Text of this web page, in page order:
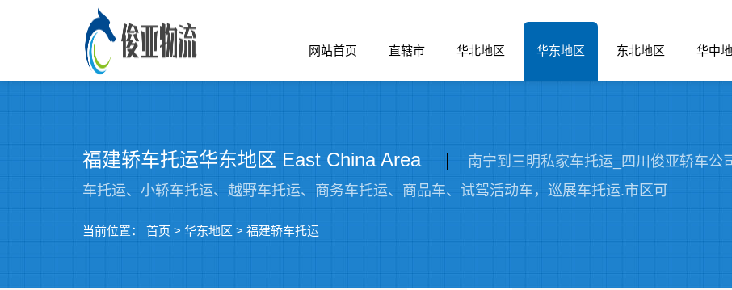
网站首页 直辖市 华北地区 华东地区 东北地区 华中
福建轿车托运华东地区 East China Area
南宁到三明私家车托运_四川俊亚轿车
车托运、小轿车托运、越野车托运、商务车托运、商品车、试驾活动车，巡展车托运.市区可
当前位置： 首页 > 华东地区 > 福建轿车托运